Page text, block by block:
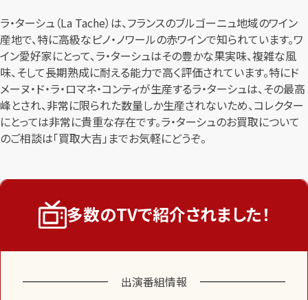
ラ・ターシュ（La Tache）は、フランスのブルゴーニュ地域のワイン
産地で、特に高級なピノ・ノワールの赤ワインで知られています。ワ
イン愛好家にとって、ラ・ターシュはその豊かな果実味、複雑な風
味、そして長期熟成に耐える能力で高く評価されています。特にド
メーヌ・ド・ラ・ロマネ・コンティが生産するラ・ターシュは、その最高
峰とされ、非常に限られた数量しか生産されないため、コレクター
にとっては非常に貴重な存在です。ラ・ターシュのお買取について
のご相談は「買取大吉」までお気軽にどうぞ。
多数のTVで紹介されました！
出演番組情報